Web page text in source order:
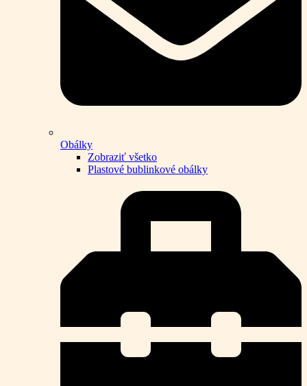
Obálky
Zobraziť všetko
Plastové bublinkové obálky